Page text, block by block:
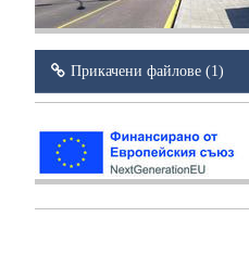
Прикачени файлове (1)